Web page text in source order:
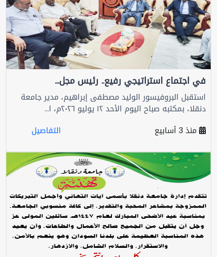
في اجتماع استراتيجي رفيع.. رئيس مجل...
استقبل البروفيسور الوليد مصطفى إبراهيم، مدير جامعة
دنقلا، بمكتبه صباح اليوم الأحد ١٢ يوليو ٢٠٢٦م، ا...
منذ 3 أسابيع
التفاصيل